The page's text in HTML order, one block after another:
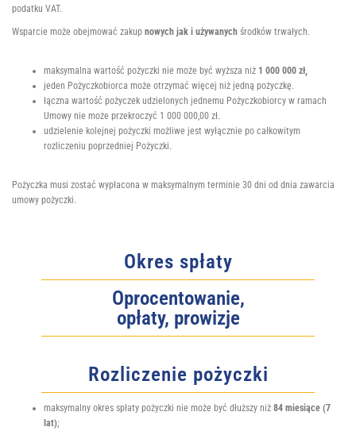
podatku VAT.
Wsparcie może obejmować zakup nowych jak i używanych środków trwałych.
maksymalna wartość pożyczki nie może być wyższa niż 1 000 000 zł,
jeden Pożyczkobiorca może otrzymać więcej niż jedną pożyczkę.
łączna wartość pożyczek udzielonych jednemu Pożyczkobiorcy w ramach
Umowy nie może przekroczyć 1 000 000,00 zł.
udzielenie kolejnej pożyczki możliwe jest wyłącznie po całkowitym
rozliczeniu poprzedniej Pożyczki.
Pożyczka musi zostać wypłacona w maksymalnym terminie 30 dni od dnia zawarcia
umowy pożyczki.
Okres spłaty
Oprocentowanie,
opłaty, prowizje
Rozliczenie pożyczki
maksymalny okres spłaty pożyczki nie może być dłuższy niż 84 miesiące (7
lat);